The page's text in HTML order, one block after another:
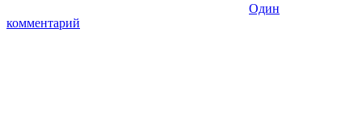
Один
комментарий